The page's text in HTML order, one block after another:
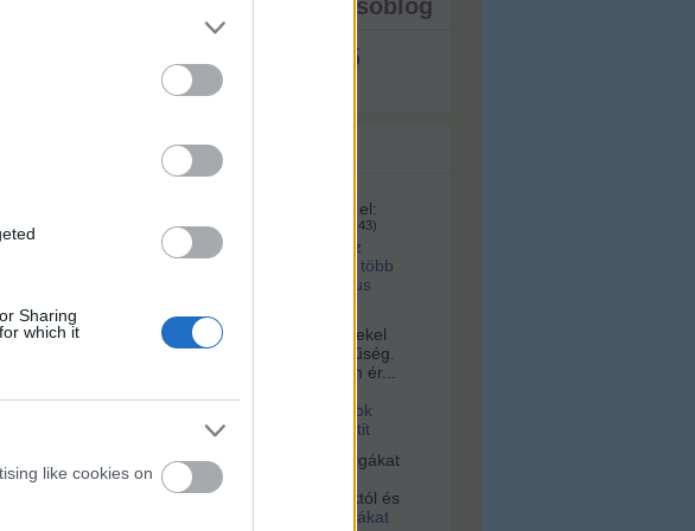
Sharing
which it
like cookies on
Ti
»
Futurista - ezt írja a tesóblog
Nincs megjeleníthető
elem
Friss topikok
A videó ma itt érhető el:
nava.hu/id/1281070/
2025.02.04. 08:43)
Milyen lett volna a kettes metró az
eredeti tervek szerint? Hárommal több
megálló, na meg ugye ott a Márkus
kisemma:
Sziasztok! Nagyon érdekel
engem is az építészet és korszerűség.
Éppen valamelyik nap egy nagyon ér...
szentpétervári Müpáról. Ugyanazok
tervezik és építik, mint a budapestit
király vagyok:
A négerek rabszolgákat
nem befogták Afrikában, hanem
pénzért vették az ottani uralkodóktól és
Rabszolgákat